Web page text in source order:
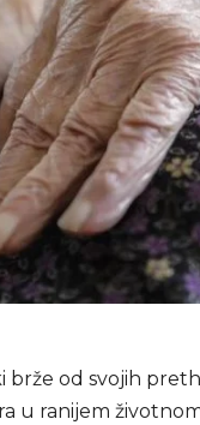
brže od svojih
u ranijem